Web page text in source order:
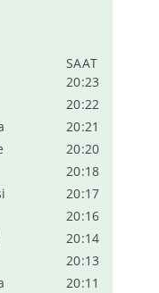
SAAT
20:23
20:22
20:21
20:20
20:18
20:17
20:16
20:14
20:13
20:11